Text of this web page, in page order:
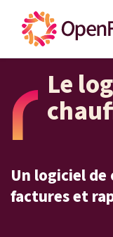
Le
Un logiciel de
factures et